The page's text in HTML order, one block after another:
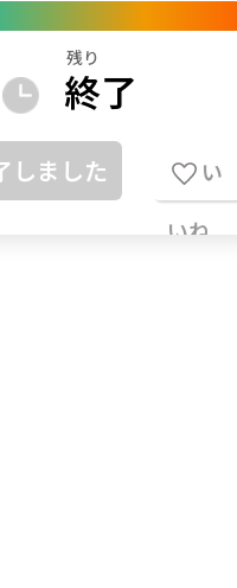
残り
終了
しました
い
いね